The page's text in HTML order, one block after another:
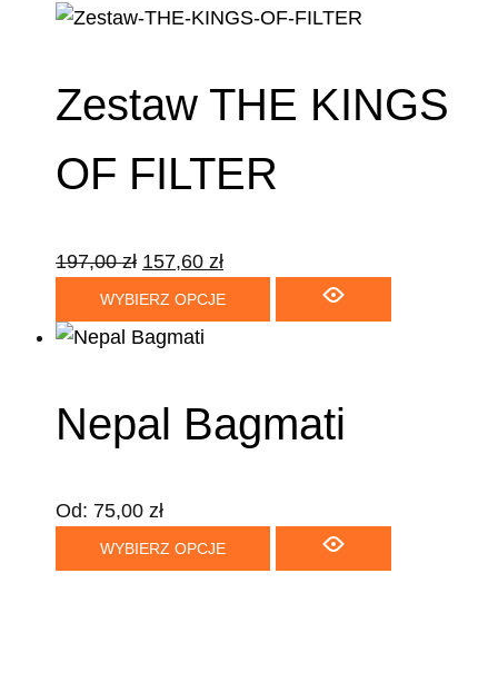
Zestaw THE KINGS
OF FILTER
197,00zł 157,60 zł
WYBIERZ OPCJE
Nepal Bagmati
Od: 75,00 zł
WYBIERZ OPCJE